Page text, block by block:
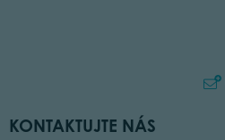
KONTAKTUJTE NÁS